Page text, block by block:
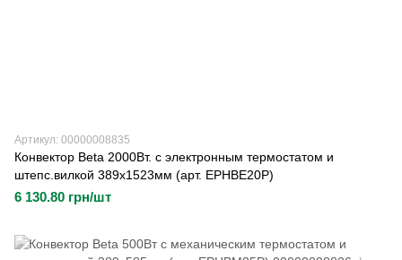
Артикул: 00000008835
Конвектор Beta 2000Вт. с электронным термостатом и
штепс.вилкой 389х1523мм (арт. EPHBE20P)
6 130.80 грн/шт